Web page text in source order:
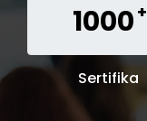
1000 +
Sertifika